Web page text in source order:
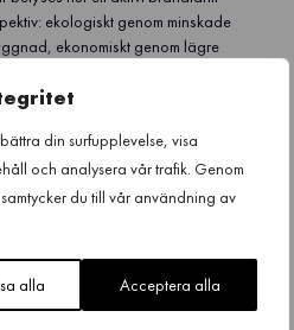
din surfupplevelse, visa
och analysera vår trafik. Genom
du till vår användning av
alla Acceptera alla
ekologiskt genom minskade
ekonomiskt genom lägre
kopplar i allt högre grad